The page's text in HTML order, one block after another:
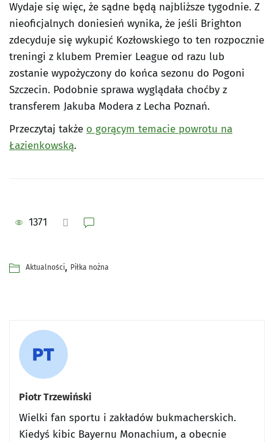
Wydaje się więc, że sądne będą najbliższe tygodnie. Z
nieoficjalnych doniesień wynika, że jeśli Brighton
zdecyduje się wykupić Kozłowskiego to ten rozpocznie
treningi z klubem Premier League od razu lub
zostanie wypożyczony do końca sezonu do Pogoni
Szczecin. Podobnie sprawa wyglądała choćby z
transferem Jakuba Modera z Lecha Poznań.
Przeczytaj także o gorącym temacie powrotu na
Łazienkowską.
1371
Aktualności, Piłka nożna
Piotr Trzewiński
Wielki fan sportu i zakładów bukmacherskich.
Kiedyś kibic Bayernu Monachium, a obecnie